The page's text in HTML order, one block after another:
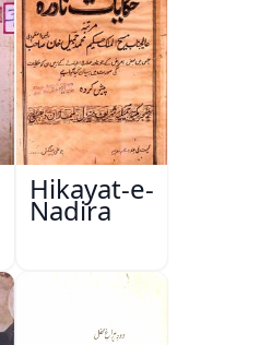
Hikayat-e-
Nadira